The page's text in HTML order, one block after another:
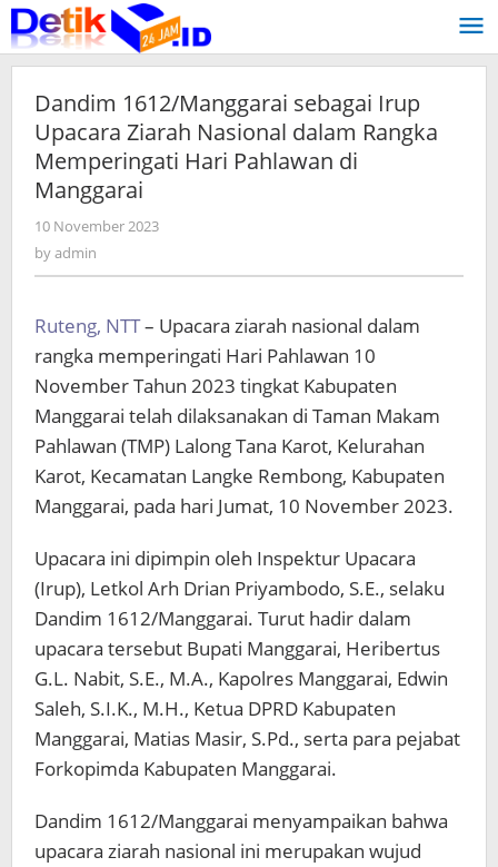
Skip
to
content
Dandim 1612/Manggarai sebagai Irup
Upacara Ziarah Nasional dalam Rangka
Memperingati Hari Pahlawan di
Manggarai
10 November 2023
byadmin
Ruteng, NTT– Upacara ziarah nasional dalam
rangka memperingati Hari Pahlawan 10
November Tahun 2023 tingkat Kabupaten
Manggarai telah dilaksanakan di Taman Makam
Pahlawan (TMP) Lalong Tana Karot, Kelurahan
Karot, Kecamatan Langke Rembong, Kabupaten
Manggarai, pada hari Jumat, 10 November 2023.
Upacara ini dipimpin oleh Inspektur Upacara
(Irup), Letkol Arh Drian Priyambodo, S.E., selaku
Dandim 1612/Manggarai. Turut hadir dalam
upacara tersebut Bupati Manggarai, Heribertus
G.L. Nabit, S.E., M.A., Kapolres Manggarai, Edwin
Saleh, S.I.K., M.H., Ketua DPRD Kabupaten
Manggarai, Matias Masir, S.Pd., serta para pejabat
Forkopimda Kabupaten Manggarai.
Dandim 1612/Manggarai menyampaikan bahwa
upacara ziarah nasional ini merupakan wujud